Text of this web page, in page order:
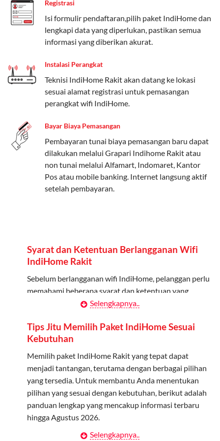
Paket Easy cocok untuk kebutuhan dasar, Paket
Complete untuk yang menginginkan fitur lengkap,
dan Paket Dynamic IP untuk pengguna yang
memprioritaskan kecepatan internet tinggi.
Paket Telkomsel One dengan Kuota Keluarga
Salah satu fitur unggulan Telkomsel One adalah Paket
Kuota Keluarga. Dengan kuota hingga 30 GB, Anda
bisa membagikan internet kepada anggota keluarga
atau teman tanpa perlu khawatir kehabisan kuota.
Berikut adalah detailnya:
Kuota Keluarga 30 GB
Kuota ini dapat digunakan secara bersama-sama oleh
Admin (pelanggan utama) dan anggota yang terdaftar.
Berlaku Nasional
untuk jaringan 2G, 3G, dan 4G.
Tidak Berlaku untuk Roaming
Kuota ini hanya bisa digunakan di dalam negeri.
Daftarkan Anggota: Admin dapat mendaftarkan anggota
melalui aplikasi MyTelkomsel atau website Telkomsel One.
Bagikan Kuota: Setelah terdaftar, anggota bisa langsung
menggunakan kuota keluarga.
Registrasi
Isi formulir pendaftaran,pilih paket IndiHome dan
lengkapi data yang diperlukan, pastikan semua
informasi yang diberikan akurat.
Instalasi Perangkat
Teknisi IndiHome Rakit akan datang ke lokasi
sesuai alamat registrasi untuk pemasangan
perangkat wifi IndiHome.
Bayar Biaya Pemasangan
Pembayaran tunai biaya pemasangan baru dapat
dilakukan melalui Grapari Indihome Rakit atau
non tunai melalui Alfamart, Indomaret, Kantor
Pos atau mobile banking. Internet langsung aktif
setelah pembayaran.
Syarat dan Ketentuan Berlangganan Wifi
IndiHome Rakit
Sebelum berlangganan wifi IndiHome, pelanggan perlu
memahami beberapa syarat dan ketentuan yang
Kontrak Berlangganan
Pelanggan harus menandatangani Kontrak
Berlangganan yang mencakup data pelanggan, jenis
layanan indihome Rakit yang dipilih, serta syarat dan
ketentuan yang berlaku. Kontrak ini dapat diubah atau
ditambah sesuai kebutuhan.
Biaya Pasang Baru (PSB)
Selengkapnya..
Tips Jitu Memilih Paket IndiHome Sesuai
Kebutuhan
Memilih paket IndiHome Rakit yang tepat dapat
menjadi tantangan, terutama dengan berbagai pilihan
yang tersedia. Untuk membantu Anda menentukan
pilihan yang sesuai dengan kebutuhan, berikut adalah
panduan lengkap yang mencakup informasi terbaru
hingga Agustus 2026.
Selengkapnya..